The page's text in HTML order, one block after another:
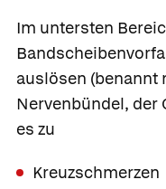
Im untersten
auslösen (benannt
Nervenbündel, der
es zu
Kreuzschmerzen